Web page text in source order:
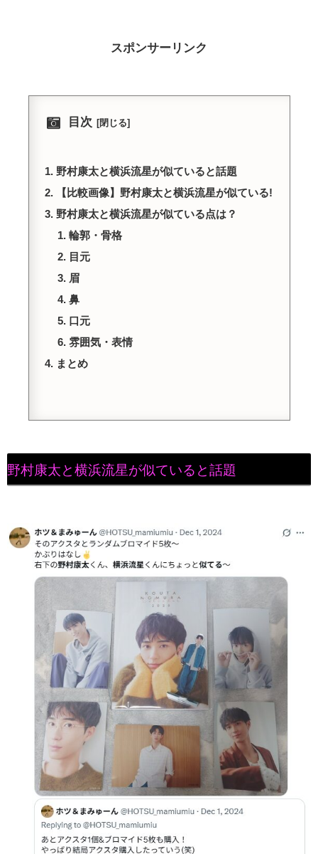
スポンサーリンク
目次
野村康太と横浜流星が似ていると話題
【比較画像】野村康太と横浜流星が似ている!
野村康太と横浜流星が似ている点は？
輪郭・骨格
目元
眉
鼻
口元
雰囲気・表情
まとめ
野村康太と横浜流星が似ていると話題